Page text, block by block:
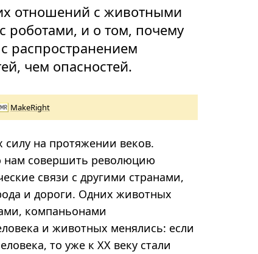
отношений с животными
роботами, и о том, почему
распространением
чем опасностей.
MakeRight
на протяжении веков.
совершить революцию
связи с другими странами,
и дороги. Одних животных
компаньонами
и животных менялись: если
то уже к ХХ веку стали